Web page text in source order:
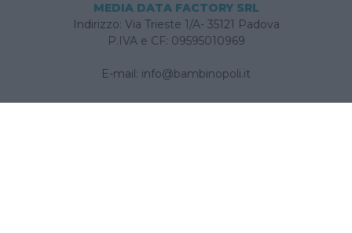
MEDIA DATA FACTORY SRL
Indirizzo: Via Trieste 1/A- 35121 Padova
P.IVA e CF: 09595010969
E-mail: info@bambinopoli.it